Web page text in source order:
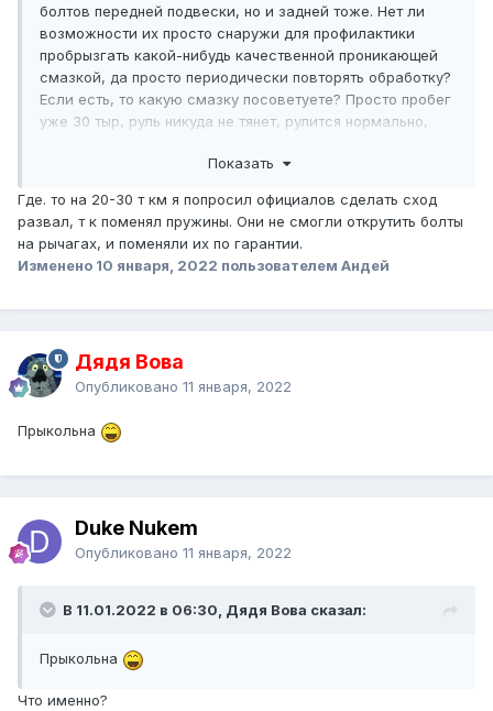
болтов передней подвески, но и задней тоже. Нет ли
возможности их просто снаружи для профилактики
пробрызгать какой-нибудь качественной проникающей
смазкой, да просто периодически повторять обработку?
Если есть, то какую смазку посоветуете? Просто пробег
уже 30 тыр, руль никуда не тянет, рулится нормально,
только ради болтов не хотелось бы... Но если нужно,
учитывая пробег, заранее обработать болты брызгалкой,
да и не раз - пускай откиснут, мало ли.
Показать
Где. то на 20-30 т км я попросил официалов сделать сход
развал, т к поменял пружины. Они не смогли открутить болты
на рычагах, и поменяли их по гарантии.
Изменено 10 января, 2022 пользователем Андей
Дядя Вова
Опубликовано 11 января, 2022
Прыкольна
Duke Nukem
Опубликовано 11 января, 2022
В 11.01.2022 в 06:30, Дядя Вова сказал:
Прыкольна
Что именно?